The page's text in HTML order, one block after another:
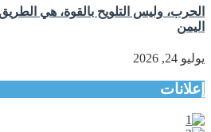
الحرب، وليس التلويح بالقوة، هي
اليمن
يوليو 24, 2026
إعلانات